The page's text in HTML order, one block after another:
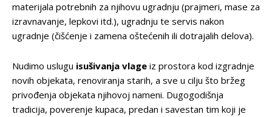
materijala potrebnih za njihovu ugradnju (prajmeri, mase za
izravnavanje, lepkovi itd.), ugradnju te servis nakon
ugradnje (čišćenje i zamena oštećenih ili dotrajalih delova).
Nudimo uslugu isušivanja vlage iz prostora kod izgradnje
novih objekata, renoviranja starih, a sve u cilju što bržeg
privođenja objekata njihovoj nameni. Dugogodišnja
tradicija, poverenje kupaca, predan i savestan tim koji je